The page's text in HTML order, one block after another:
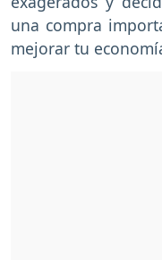
una compra
mejorar tu